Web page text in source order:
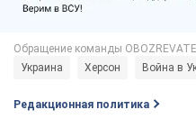
Украина Херсон Война в
Редакционная политика